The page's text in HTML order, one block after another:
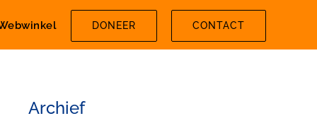
DONEER CONTACT
Archief